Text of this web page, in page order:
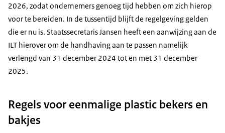
2026, zodat ondernemers genoeg tijd hebben om zich hierop
voor te bereiden. In de tussentijd blijft de regelgeving gelden
die er nu is. Staatssecretaris Jansen heeft een aanwijzing aan de
ILT hierover om de handhaving aan te passen namelijk
verlengd van 31 december 2024 tot en met 31 december
2025.
Regels voor eenmalige plastic bekers en
bakjes